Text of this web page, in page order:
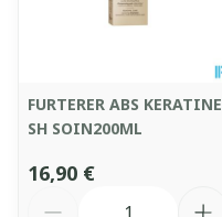
FURTERER ABS KERATINE
SH SOIN200ML
16,90 €